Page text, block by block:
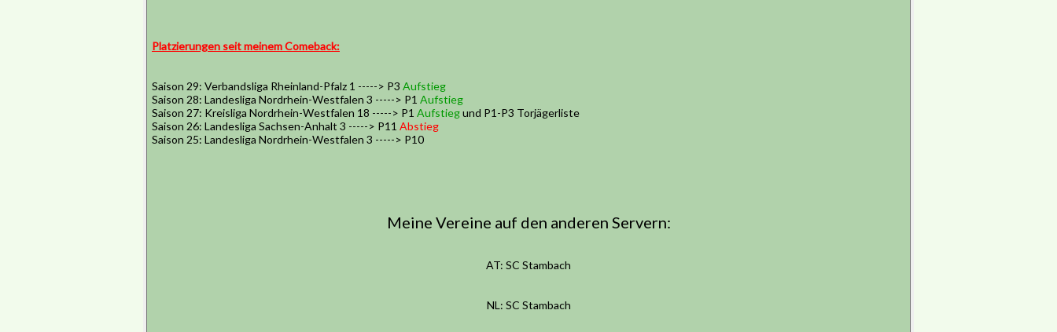
Platzierungen seit meinem Comeback:
Saison 29: Verbandsliga Rheinland-Pfalz 1 -----> P3 Aufstieg
Saison 28: Landesliga Nordrhein-Westfalen 3 -----> P1 Aufstieg
Saison 27: Kreisliga Nordrhein-Westfalen 18 -----> P1 Aufstiegund P1-P3 Torjägerliste
Saison 26: Landesliga Sachsen-Anhalt 3 -----> P11 Abstieg
Saison 25: Landesliga Nordrhein-Westfalen 3 -----> P10
Meine Vereine auf den anderen Servern:
AT: SC Stambach
NL: SC Stambach